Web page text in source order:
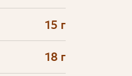
15 г
18 г